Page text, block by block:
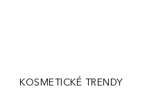
KOSMETICKÉ TRENDY